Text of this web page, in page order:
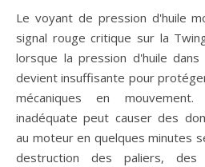
Le voyant de pression d'huile
signal rouge critique sur la
lorsque la pression d'huile
devient insuffisante pour
mécaniques en
inadéquate peut causer des
au moteur en quelques minutes
destruction des paliers,